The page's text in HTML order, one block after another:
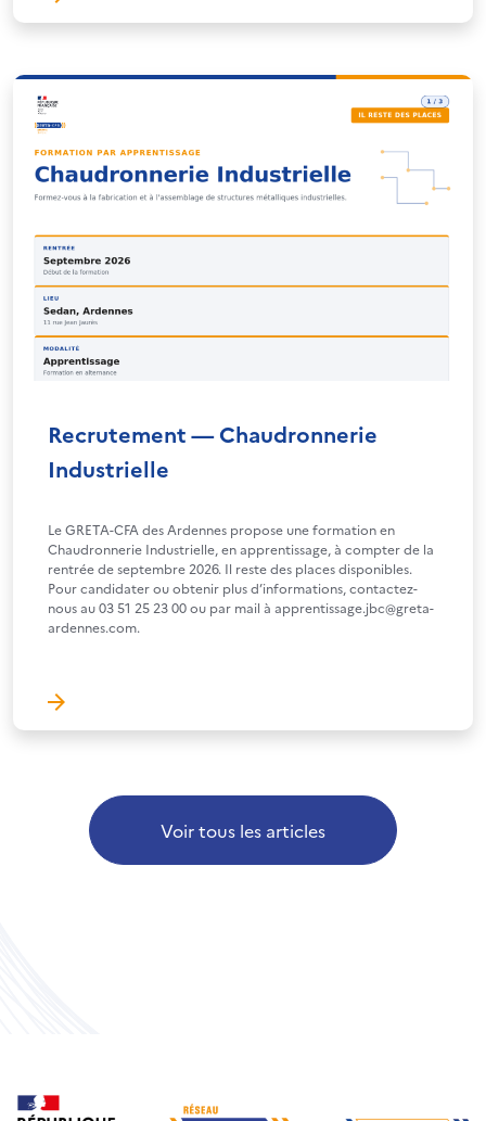
Recrutement — Chaudronnerie
Industrielle
Le GRETA-CFA des Ardennes propose une formation en
Chaudronnerie Industrielle, en apprentissage, à compter de la
rentrée de septembre 2026. Il reste des places disponibles.
Pour candidater ou obtenir plus d’informations, contactez-
nous au 03 51 25 23 00 ou par mail à apprentissage.jbc@greta-
ardennes.com.
Voir tous les articles